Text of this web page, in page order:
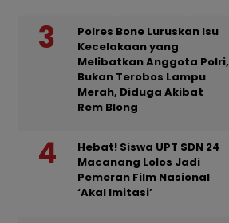
Polres Bone Luruskan Isu
Kecelakaan yang
Melibatkan Anggota Polri,
Bukan Terobos Lampu
Merah, Diduga Akibat
Rem Blong
Hebat! Siswa UPT SDN 24
Macanang Lolos Jadi
Pemeran Film Nasional
‘Akal Imitasi’